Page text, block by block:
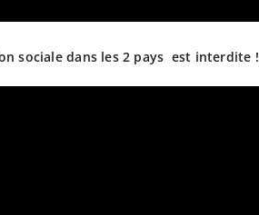
sociale dans les 2 pays est interdite !